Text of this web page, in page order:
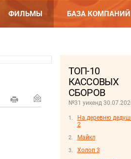
ФИЛЬМЫ БАЗА КОМПАНИЙ
ТОП-10
КАССОВЫХ
СБОРОВ
№31 уикенд
На деревню
2
Майкл
Холоп 3